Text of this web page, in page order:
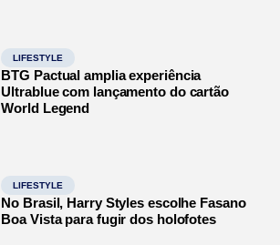
LIFESTYLE
BTG Pactual amplia experiência
Ultrablue com lançamento do cartão
World Legend
LIFESTYLE
No Brasil, Harry Styles escolhe Fasano
Boa Vista para fugir dos holofotes